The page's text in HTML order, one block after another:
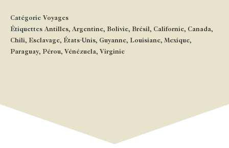
Catégorie Voyages
Étiquettes Antilles, Argentine, Bolivie, Brésil, Californie, Canada,
Chili, Esclavage, États-Unis, Guyanne, Louisiane, Mexique,
Paraguay, Pérou, Vénézuela, Virginie